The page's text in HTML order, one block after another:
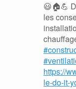
😃🏠💪
les
https://
le-do-it-